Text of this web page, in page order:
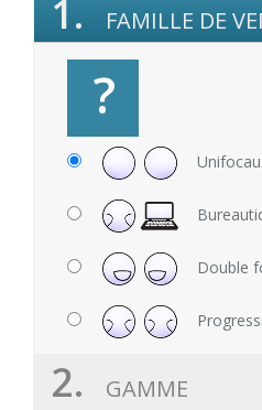
1. FAMILLE DE
?
Double
2. GAMME